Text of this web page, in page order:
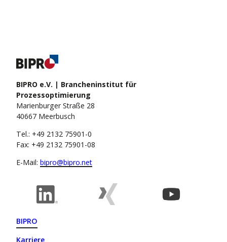
BIPRO e.V. | Brancheninstitut für
Prozessoptimierung
Marienburger Straße 28
40667 Meerbusch
Tel.: +49 2132 75901-0
Fax: +49 2132 75901-08
E-Mail: bipro@bipro.net
BIPRO
Karriere